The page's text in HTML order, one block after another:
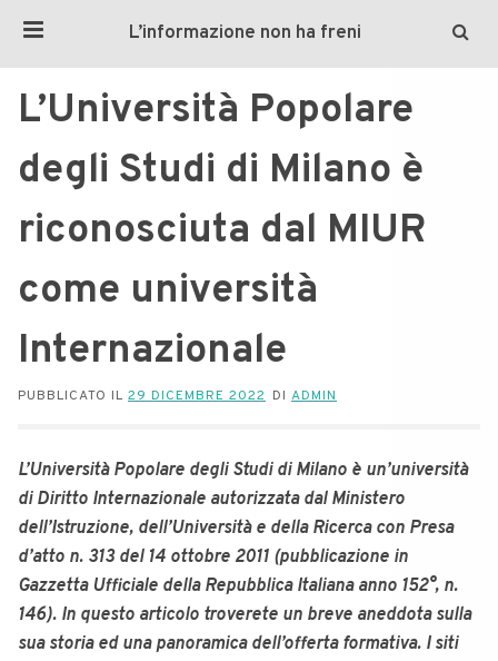
L’informazione non ha freni
L’Università Popolare
degli Studi di Milano è
riconosciuta dal MIUR
come università
Internazionale
PUBBLICATO IL 29 DICEMBRE 2022 DI ADMIN
L’Università Popolare degli Studi di Milano è un’università
di Diritto Internazionale autorizzata dal Ministero
dell’Istruzione, dell’Università e della Ricerca con Presa
d’atto n. 313 del 14 ottobre 2011 (pubblicazione in
Gazzetta Ufficiale della Repubblica Italiana anno 152°, n.
146). In questo articolo troverete un breve aneddota sulla
sua storia ed una panoramica dell’offerta formativa. I siti